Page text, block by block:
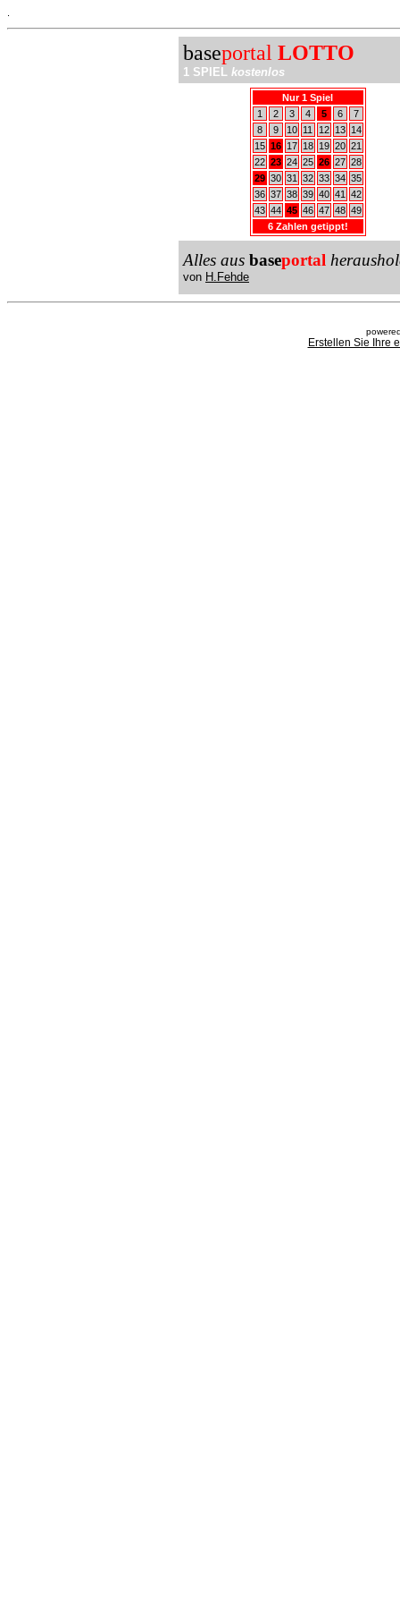
baseportal LOTTO
1 SPIEL kostenlos
Nur 1 Spiel
1
2 3 4 5 6
7
8
9 10 11 12 13
14
15 16 17 18 19 20 21
22 23 24 25 26 27 28
29 30 31 32 33 34 35
36 37 38 39 40 41
42
43 44 45 46 47 48 49
6 Zahlen getippt!
Alles aus baseportal
von H.Fehde
Erstellen Sie Ihre